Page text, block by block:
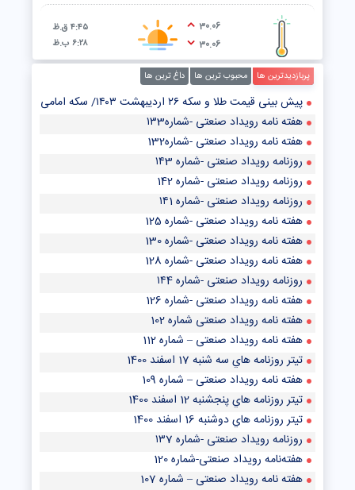
30.06
30.06
۴:۴۵ ق.ظ
۶:۲۸ ب.ظ
پربازدیدترین ها محبوب ترین ها داغ ترین ها
پیش‌ بینی قیمت طلا و سکه ۲۶ اردیبهشت ۱۴۰۳/ سکه امامی از رشد قیمت در بازار طلا جا ماند
هفته نامه رویداد صنعتی -شماره۱۳3
هفته نامه رویداد صنعتی -شماره132
روزنامه رویداد صنعتی -شماره ۱۴3
روزنامه رویداد صنعتی -شماره 142
روزنامه رویداد صنعتی -شماره ۱۴1
هفته نامه رویداد صنعتی -شماره 125
هفته نامه رویداد صنعتی -شماره 130
هفته نامه رویداد صنعتی -شماره 128
روزنامه رویداد صنعتی -شماره ۱۴4
هفته نامه رویداد صنعتی -شماره 126
هفته نامه رویداد صنعتی شماره 102
هفته نامه رویداد صنعتی – شماره 112
تيتر روزنامه هاي سه شنبه 17 اسفند 1400
هفته نامه رویداد صنعتی – شماره 109
تيتر روزنامه هاي پنجشنبه 12 اسفند 1400
تيتر روزنامه هاي دوشنبه 16 اسفند 1400
روزنامه رویداد صنعتی -شماره ۱۳7
هفته‌نامه رویداد صنعتی-شماره 120
هفته نامه رویداد صنعتی – شماره 107